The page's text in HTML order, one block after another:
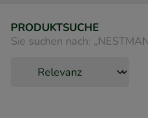
PRODUKTSUCHE
Sie suchen nach: „